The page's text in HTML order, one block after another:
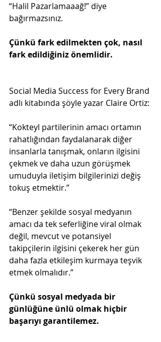
“Halil Pazarlamaaağ!” diye
bağırmazsınız.
Çünkü fark edilmekten çok, nasıl
fark edildiğiniz önemlidir.
Social Media Success for Every Brand
adlı kitabında şöyle yazar Claire Ortiz:
“Kokteyl partilerinin amacı ortamın
rahatlığından faydalanarak diğer
insanlarla tanışmak, onların ilgisini
çekmek ve daha uzun görüşmek
umuduyla iletişim bilgilerinizi değiş
tokuş etmektir.”
“Benzer şekilde sosyal medyanın
amacı da tek seferliğine viral olmak
değil, mevcut ve potansiyel
takipçilerin ilgisini çekerek her gün
daha fazla etkileşim kurmaya teşvik
etmek olmalıdır.”
Çünkü sosyal medyada bir
günlüğüne ünlü olmak hiçbir
başarıyı garantilemez.